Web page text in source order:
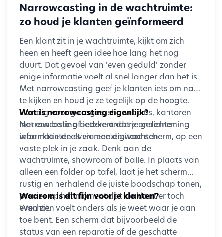
Narrowcasting in de wachtruimte:
zo houd je klanten geïnformeerd
Een klant zit in je wachtruimte, kijkt om zich
heen en heeft geen idee hoe lang het nog
duurt. Dat gevoel van 'even geduld' zonder
enige informatie voelt al snel langer dan het is.
Met narrowcasting geef je klanten iets om naar
te kijken en houd je ze tegelijk op de hoogte.
Handig voor garages, showrooms, kantoren
met een balie of iedere andere onderneming
waar klanten even moeten wachten.
Wat is narrowcasting eigenlijk?
Narrowcasting betekent dat je gerichte
informatie deelt via een digitaal scherm, op een
vaste plek in je zaak. Denk aan de
wachtruimte, showroom of balie. In plaats van
alleen een folder op tafel, laat je het scherm
rustig en herhalend de juiste boodschap tonen,
precies op het moment dat de klant er toch
even zit.
Waarom is dit fijn voor je klanten?
Wachten voelt anders als je weet waar je aan
toe bent. Een scherm dat bijvoorbeeld de
status van een reparatie of de geschatte